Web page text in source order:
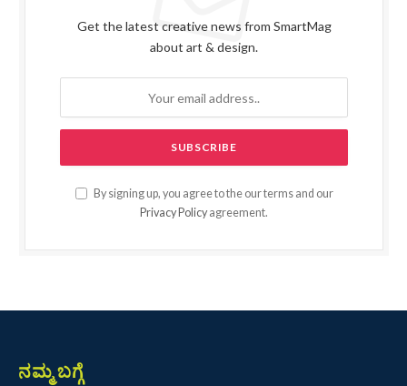
Get the latest creative news from SmartMag
about art & design.
By signing up, you agree to the our terms and our
Privacy Policy agreement.
ನಮ್ಮ ಬಗ್ಗೆ